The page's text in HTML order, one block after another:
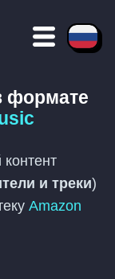
формате
и треки)
Amazon